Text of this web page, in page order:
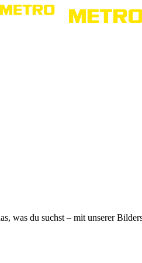
was du suchst – mit unserer